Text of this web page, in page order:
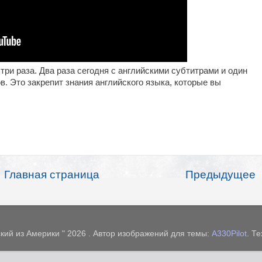
раза. Два раза сегодня с английскими субтитрами и один
Это закрепит знания английского языка, которые вы
Предыдущее
Главная страница
из Америки " 2026 . Автор изображений для темы: A330Pilot .